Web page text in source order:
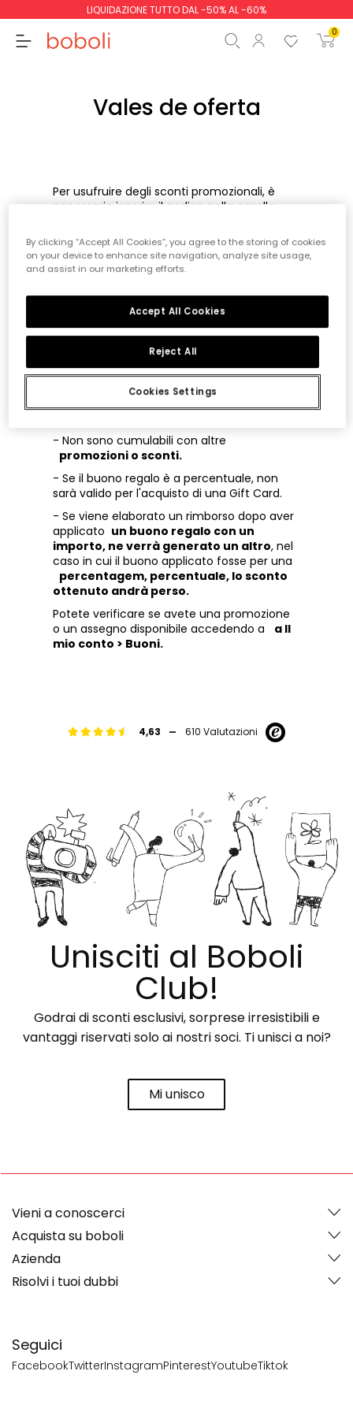
LIQUIDAZIONE TUTTO DAL -50% AL -60%
0
Totale
Vales de oferta
Per usufruire degli sconti promozionali, è
necessario inserire il codice nella casella
checkout e cliccare su
"Approfittane".
L'assegno verrà automaticamente detratto
dall'importo totale dell'ordine.
Per utilizzare con successo il buono regalo, si
prega di osservare i seguenti punti:
- I buoni regalo vengono detratti
automaticamente in ordine di scadenza e si
applica un solo buono per acquisto.
- I buoni regalo con un importo e non una
percentuale di sconto possono essere
- Non sono cumulabili con altre
promozioni o sconti.
- Se il buono regalo è a percentuale, non
sarà valido per l'acquisto di una Gift Card.
- Se viene elaborato un rimborso dopo aver
applicato un buono regalo con un
importo, ne verrà generato un altro, nel
caso in cui il buono applicato fosse per una
percentagem, percentuale, lo sconto
ottenuto andrà perso.
Potete verificare se avete una promozione
o un assegno disponibile accedendo a a Il
mio conto > Buoni.
4,63 - 610 Valutazioni
Unisciti al Boboli
Club!
Godrai di sconti esclusivi, sorprese irresistibili e
vantaggi riservati solo ai nostri soci. Ti unisci a noi?
Mi unisco
Seguici
FacebookTwitterInstagramPinterestYoutubeTiktok
Vieni a conoscerci
Acquista su boboli
Azienda
Risolvi i tuoi dubbi
By clicking “Accept All Cookies”, you agree to the storing of cookies
on your device to enhance site navigation, analyze site usage,
and assist in our marketing efforts.
Cookies Settings
Reject All
Accept All Cookies